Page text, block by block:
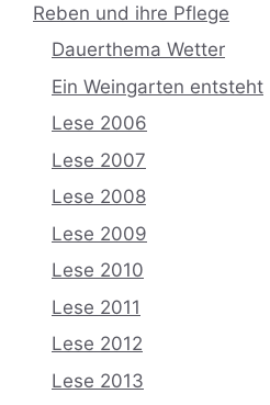
Reben und ihre Pflege
Dauerthema Wetter
Ein Weingarten entsteht
Lese 2006
Lese 2007
Lese 2008
Lese 2009
Lese 2010
Lese 2011
Lese 2012
Lese 2013